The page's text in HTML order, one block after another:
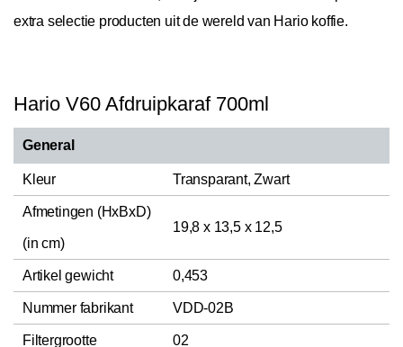
extra selectie producten uit de wereld van Hario koffie.
Hario V60 Afdruipkaraf 700ml
General
Kleur Transparant, Zwart
Afmetingen (HxBxD)
(in cm)
19,8 x 13,5 x 12,5
Artikel gewicht 0,453
Nummer fabrikant VDD-02B
Filtergrootte 02